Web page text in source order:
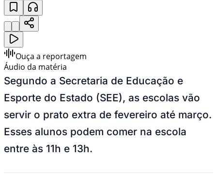
Ouça a reportagem
Áudio da matéria
Segundo a Secretaria de Educação e
Esporte do Estado (SEE), as escolas vão
servir o prato extra de fevereiro até março.
Esses alunos podem comer na escola
entre às 11h e 13h.